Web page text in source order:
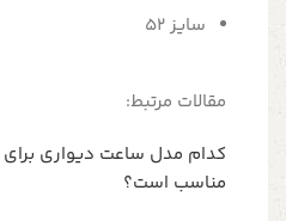
سایز 52
مقالات مرتبط:
کدام مدل ساعت دیواری
مناسب است؟